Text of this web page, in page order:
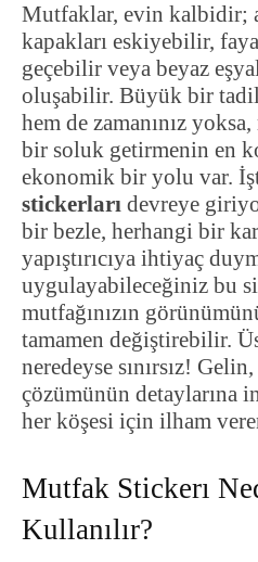
Mutfaklar, evin kalbidir;
kapakları eskiyebilir,
geçebilir veya beyaz
oluşabilir. Büyük bir
hem de zamanınız
bir soluk getirmenin en
ekonomik bir yolu var.
stickerları devreye
bir bezle, herhangi bir
yapıştırıcıya ihtiyaç
uygulayabileceğiniz bu
mutfağınızın
tamamen değiştirebilir.
neredeyse sınırsız!
çözümünün detaylarına
her köşesi için ilham
Mutfak Stickerı
Kullanılır?